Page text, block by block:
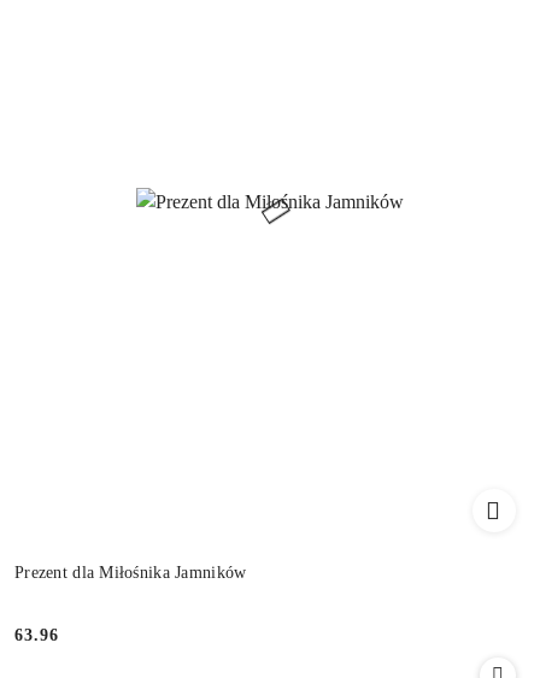
Prezent dla Miłośnika Jamników
Cena:
63.96